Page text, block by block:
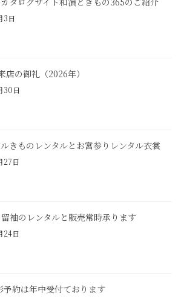
3日
店の御礼（2026年）
30日
きものレンタルとお宮参りレンタル衣裳
27日
袖のレンタルと販売常時承ります
24日
予約は年中受付ております